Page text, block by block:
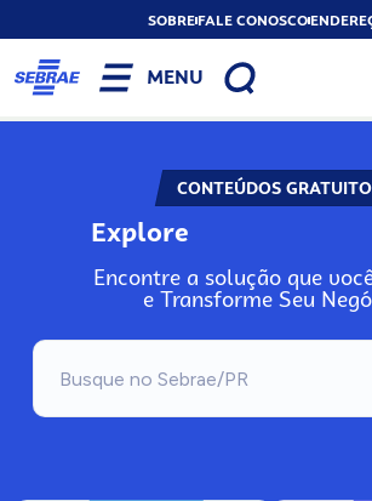
SOBREFALE CONOSCO
MENU
CONTEÚDOS
Explore
Encontre a solução que
e Transforme Seu